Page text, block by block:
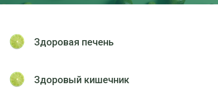
Здоровая печень
Здоровый кишечник